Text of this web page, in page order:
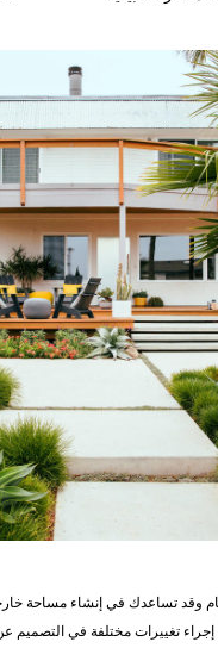
وقد تساعدك في إنشاء مساحة
تغييرات مختلفة في التصميم